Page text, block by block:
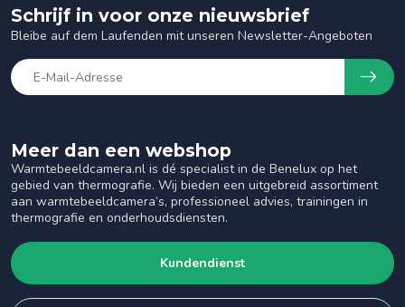
Meer dan een webshop
Warmtebeeldcamera.nl is dé specialist in de Benelux op het
gebied van thermografie. Wij bieden een uitgebreid assortiment
aan warmtebeeldcamera’s, professioneel advies, trainingen in
thermografie en onderhoudsdiensten.
Kundendienst
Schrijf in voor onze nieuwsbrief
Bleibe auf dem Laufenden mit unseren Newsletter-Angeboten